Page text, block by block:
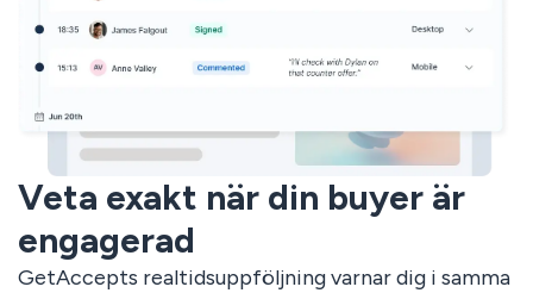
Veta exakt när din buyer är
engagerad
GetAccepts realtidsuppföljning varnar dig i samma